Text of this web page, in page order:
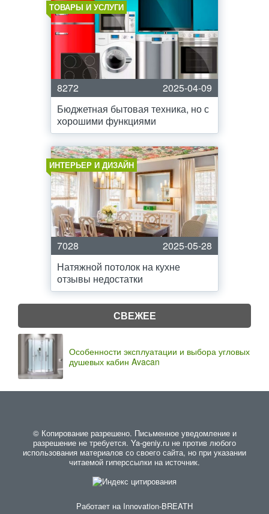
ТОВАРЫ И УСЛУГИ
8272
2025-04-09
Бюджетная бытовая техника, но с
хорошими функциями
ИНТЕРЬЕР И ДИЗАЙН
7028
2025-05-28
Натяжной потолок на кухне
отзывы недостатки
СВЕЖЕЕ
Особенности эксплуатации и выбора угловых
душевых кабин Avacan
© Копирование разрешено. Письменное уведомление и
разрешение не требуется. Ya-geniy.ru не против любого
использования материалов со своего сайта, но при указании
читаемой гиперссылки на источник.
Работает на Innovation-BREATH